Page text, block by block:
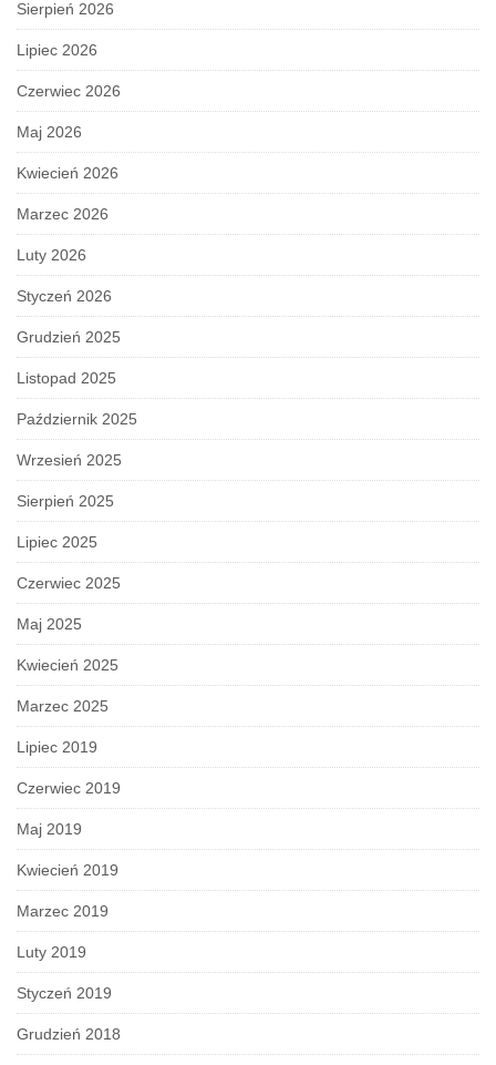
Sierpień 2026
Lipiec 2026
Czerwiec 2026
Maj 2026
Kwiecień 2026
Marzec 2026
Luty 2026
Styczeń 2026
Grudzień 2025
Listopad 2025
Październik 2025
Wrzesień 2025
Sierpień 2025
Lipiec 2025
Czerwiec 2025
Maj 2025
Kwiecień 2025
Marzec 2025
Lipiec 2019
Czerwiec 2019
Maj 2019
Kwiecień 2019
Marzec 2019
Luty 2019
Styczeń 2019
Grudzień 2018